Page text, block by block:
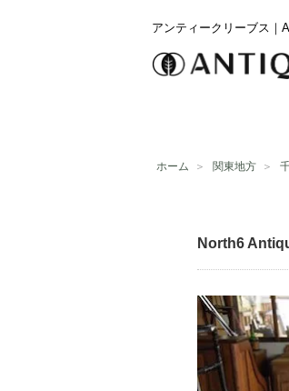
アンティークリーブス｜
ホーム ＞ 関東地方 ＞
North6